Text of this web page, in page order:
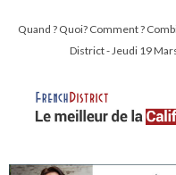
Quand ? Quoi? Comment ?
District - Jeudi 19